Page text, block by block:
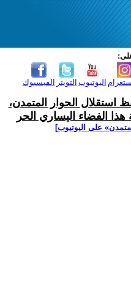
الفيسبوك التويتر اليوتيوب
استقلال الحوار المتمدن،
الفضاء اليساري الحر
على اليوتيوب]